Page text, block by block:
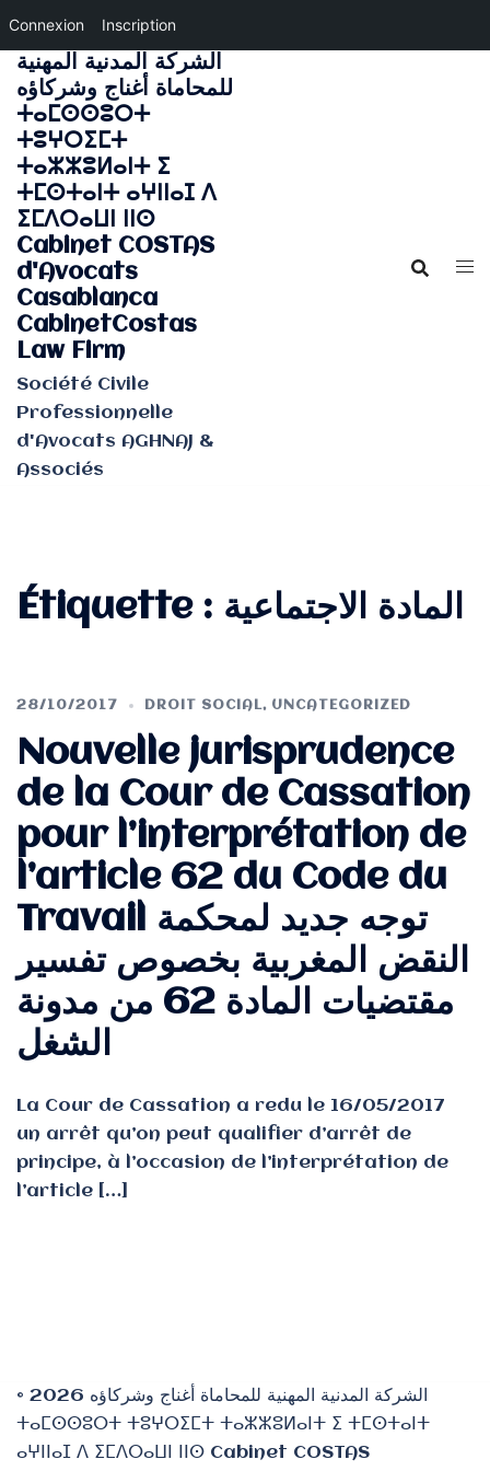
Connexion Inscription
Aller
au
contenu
الشركة المدنية المهنية
للمحاماة أغناج وشركاؤه
ⵜⴰⵎⵙⵙⵓⵔⵜ
ⵜⵓⵖⵔⵉⵎⵜ
ⵜⴰⵣⵣⵓⵍⴰⵏⵜ ⵉ
ⵜⵎⵙⵜⴰⵏⵜ ⴰⵖⵏⵏⴰⵊ ⴷ
ⵉⵎⴷⵔⴰⵡⵏ ⵏⵏⵙ
Cabinet COSTAS
d'Avocats
Casablanca
CabinetCostas
Law Firm
Société Civile
Professionnelle
d'Avocats AGHNAJ &
Associés
Étiquette : المادة الاجتماعية
28/10/2017 DROIT SOCIAL, UNCATEGORIZED
Nouvelle jurisprudence
de la Cour de Cassation
pour l’interprétation de
l’article 62 du Code du
Travail توجه جديد لمحكمة
النقض المغربية بخصوص تفسير
مقتضيات المادة 62 من مدونة
الشغل
La Cour de Cassation a redu le 16/05/2017
un arrêt qu’on peut qualifier d’arrêt de
principe, à l’occasion de l’interprétation de
l’article […]
© 2026 الشركة المدنية المهنية للمحاماة أغناج وشركاؤه
ⵜⴰⵎⵙⵙⵓⵔⵜ ⵜⵓⵖⵔⵉⵎⵜ ⵜⴰⵣⵣⵓⵍⴰⵏⵜ ⵉ ⵜⵎⵙⵜⴰⵏⵜ
ⴰⵖⵏⵏⴰⵊ ⴷ ⵉⵎⴷⵔⴰⵡⵏ ⵏⵏⵙ Cabinet COSTAS